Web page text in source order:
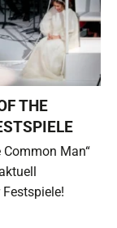
THE
Man“